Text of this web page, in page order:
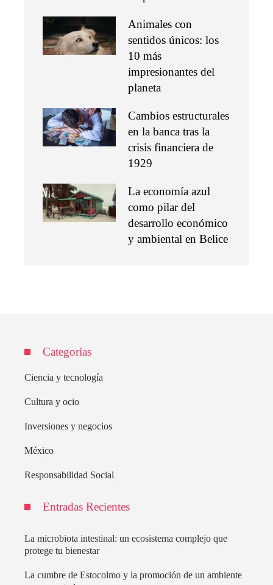
Animales con
sentidos únicos: los
10 más
impresionantes del
planeta
Cambios estructurales
en la banca tras la
crisis financiera de
1929
La economía azul
como pilar del
desarrollo económico
y ambiental en Belice
Categorías
Ciencia y tecnología
Cultura y ocio
Inversiones y negocios
México
Responsabilidad Social
Entradas Recientes
La microbiota intestinal: un ecosistema complejo que
protege tu bienestar
La cumbre de Estocolmo y la promoción de un ambiente